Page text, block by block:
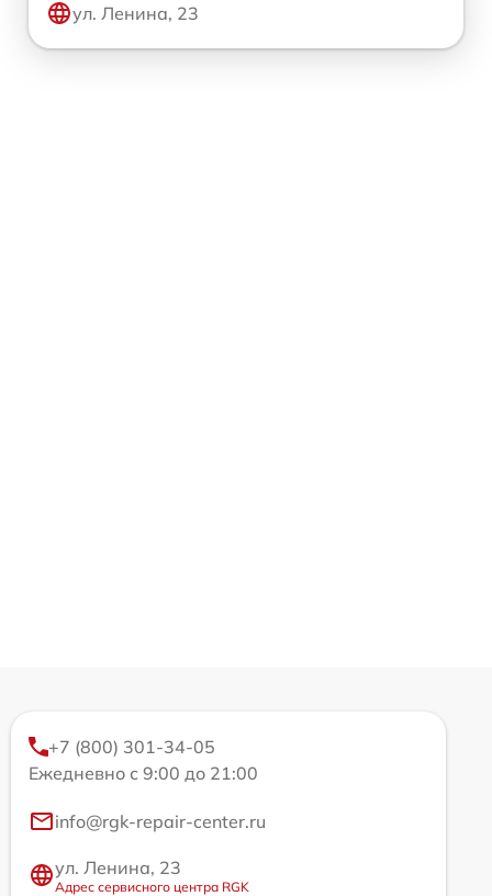
ул. Ленина, 23
+7 (800) 301-34-05
Ежедневно с 9:00 до 21:00
info@rgk-repair-center.ru
ул. Ленина, 23
Адрес сервисного центра RGK